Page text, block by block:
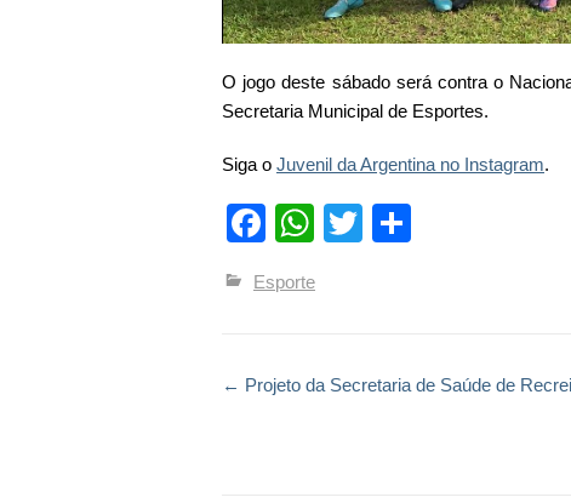
O jogo deste sábado será contra o
Secretaria Municipal de Esportes.
Siga o Juvenil da Argentina no Instagram.
Facebook
WhatsApp
Twitter
Esporte
Post navigation
← Projeto da Secretaria de Saúde de